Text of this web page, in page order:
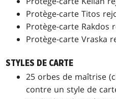
Protège-carte Titos
Protège-carte Rakdos
Protège-carte Vraska
STYLES DE CARTE
25 orbes de maîtrise
contre un style de